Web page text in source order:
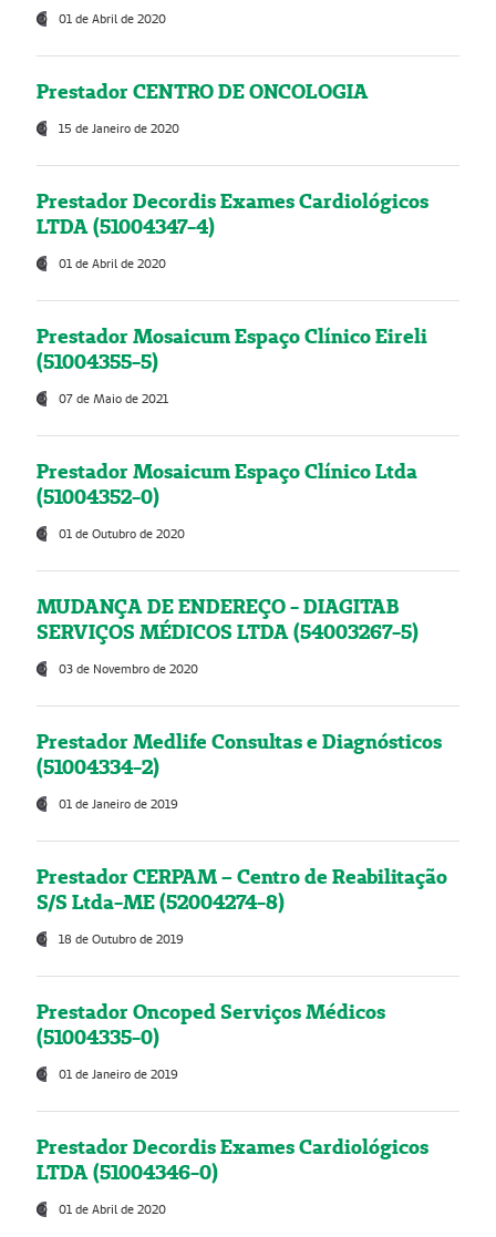
01 de Abril de 2020
Prestador CENTRO DE ONCOLOGIA
15 de Janeiro de 2020
Prestador Decordis Exames Cardiológicos
LTDA (51004347-4)
01 de Abril de 2020
Prestador Mosaicum Espaço Clínico Eireli
(51004355-5)
07 de Maio de 2021
Prestador Mosaicum Espaço Clínico Ltda
(51004352-0)
01 de Outubro de 2020
MUDANÇA DE ENDEREÇO - DIAGITAB
SERVIÇOS MÉDICOS LTDA (54003267-5)
03 de Novembro de 2020
Prestador Medlife Consultas e Diagnósticos
(51004334-2)
01 de Janeiro de 2019
Prestador CERPAM – Centro de Reabilitação
S/S Ltda-ME (52004274-8)
18 de Outubro de 2019
Prestador Oncoped Serviços Médicos
(51004335-0)
01 de Janeiro de 2019
Prestador Decordis Exames Cardiológicos
LTDA (51004346-0)
01 de Abril de 2020